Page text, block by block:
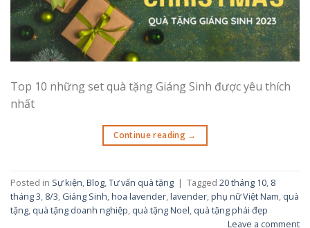
Top 10 những set quà tặng Giáng Sinh được yêu thích
nhất
Continue reading →
Posted in Sự kiện,Blog,Tư vấn quà tặng | Tagged 20 tháng 10, 8
tháng 3, 8/3, Giáng Sinh,hoa lavender,lavender,phụ nữ Việt Nam, quà
tặng, quà tặng doanh nghiệp, quà tặng Noel, quà tặng phái đẹp
Leave a comment